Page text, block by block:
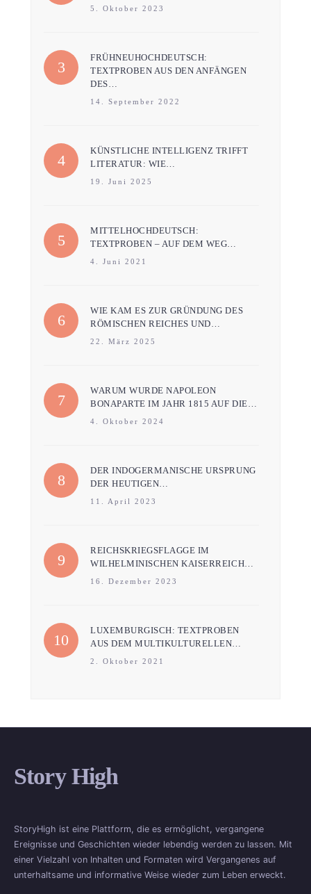
5. Oktober 2023
FRÜHNEUHOCHDEUTSCH:
TEXTPROBEN AUS DEN ANFÄNGEN
DES…
14. September 2022
KÜNSTLICHE INTELLIGENZ TRIFFT
LITERATUR: WIE…
19. Juni 2025
MITTELHOCHDEUTSCH:
TEXTPROBEN – AUF DEM WEG…
4. Juni 2021
WIE KAM ES ZUR GRÜNDUNG DES
RÖMISCHEN REICHES UND…
22. März 2025
WARUM WURDE NAPOLEON
BONAPARTE IM JAHR 1815 AUF DIE…
4. Oktober 2024
DER INDOGERMANISCHE URSPRUNG
DER HEUTIGEN…
11. April 2023
REICHSKRIEGSFLAGGE IM
WILHELMINISCHEN KAISERREICH…
16. Dezember 2023
LUXEMBURGISCH: TEXTPROBEN
AUS DEM MULTIKULTURELLEN…
2. Oktober 2021
Story High
StoryHigh ist eine Plattform, die es ermöglicht, vergangene
Ereignisse und Geschichten wieder lebendig werden zu lassen. Mit
einer Vielzahl von Inhalten und Formaten wird Vergangenes auf
unterhaltsame und informative Weise wieder zum Leben erweckt.